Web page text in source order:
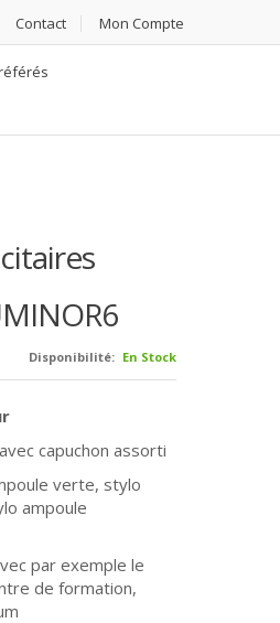
Contact Mon Compte
Disponibilité: En Stock
capuchon assorti
verte, stylo
ampoule
par exemple le
de formation,